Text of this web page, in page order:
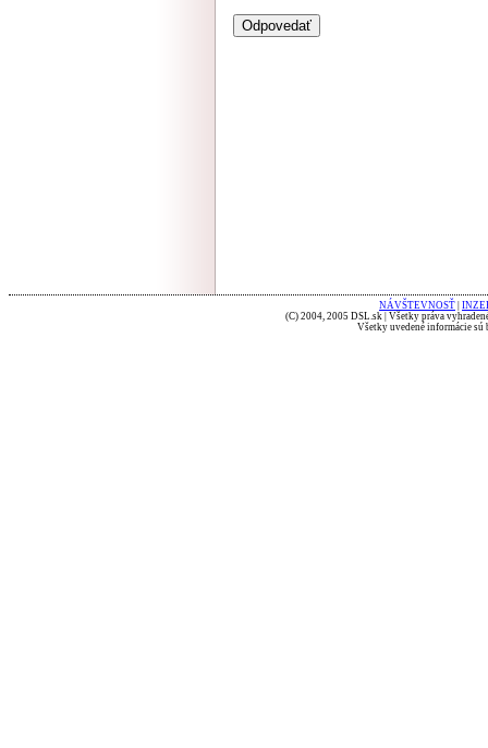
NÁVŠTEVNOSŤ
(C) 2004, 2005 DSL.sk | Všetky práva
Všetky uvedené informácie sú